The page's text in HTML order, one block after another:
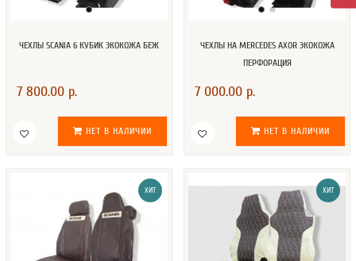
ЧЕХЛЫ SCANIA 6 КУБИК ЭКОКОЖА БЕЖ
7 800.00 р.
НЕТ В НАЛИЧИИ
ЧЕХЛЫ НА MERCEDES AXOR ЭКОКОЖА
ПЕРФОРАЦИЯ
7 000.00 р.
НЕТ В НАЛИЧИИ
ХИТ ХИТ